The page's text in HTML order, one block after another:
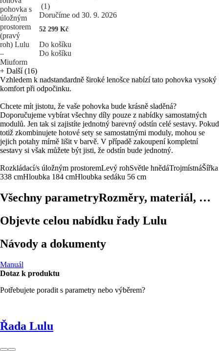
(1)
Doručíme od 30. 9. 2026
52 299 Kč
Do košíku
Do košíku
+ Další (16)
Vzhledem k nadstandardně široké lenošce nabízí tato pohovka vysoký
komfort při odpočinku.
Chcete mít jistotu, že vaše pohovka bude krásně sladěná?
Doporučujeme vybírat všechny díly pouze z nabídky samostatných
modulů. Jen tak si zajistíte jednotný barevný odstín celé sestavy. Pokud
totiž zkombinujete hotové sety se samostatnými moduly, mohou se
jejich potahy mírně lišit v barvě. V případě zakoupení kompletní
sestavy si však můžete být jisti, že odstín bude jednotný.
Rozkládací/s úložným prostoremLevý rohSvětle hnědáTrojmístnáŠířka
338 cmHloubka 184 cmHloubka sedáku 56 cm
Všechny parametryRozměry, materiál, …
Objevte celou nabídku řady Lulu
Návody a dokumenty
Manuál
Dotaz k produktu
Potřebujete poradit s parametry nebo výběrem?
Řada Lulu